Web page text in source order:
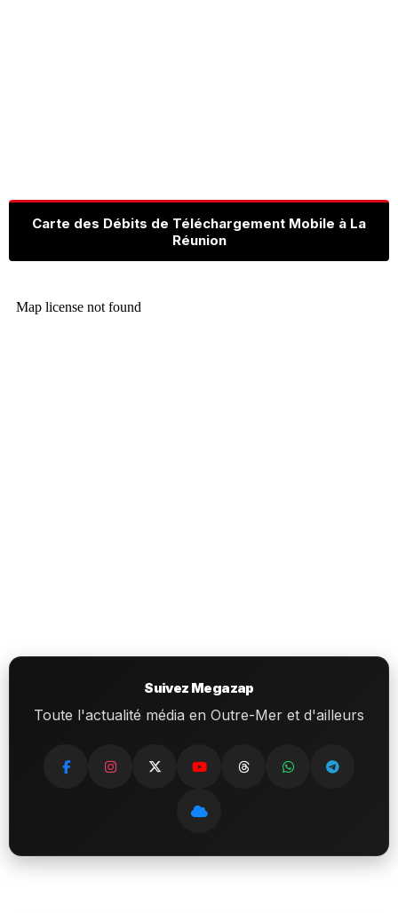
Carte des Débits de Téléchargement Mobile à La
Réunion
Suivez Megazap
Toute l'actualité média en Outre-Mer et d'ailleurs